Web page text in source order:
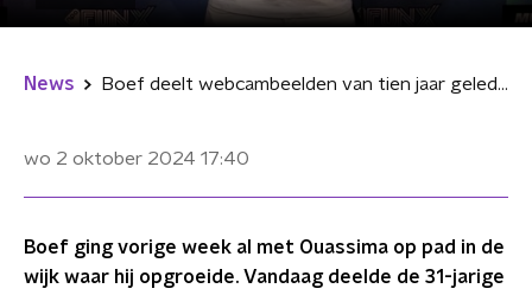
News Boef deelt webcambeelden van tien jaar geleden: "Voor de fame was ik zo hongerig"
wo 2 oktober 2024 17:40
Boef ging vorige week al met Ouassima op pad in de
wijk waar hij opgroeide. Vandaag deelde de 31-jarige